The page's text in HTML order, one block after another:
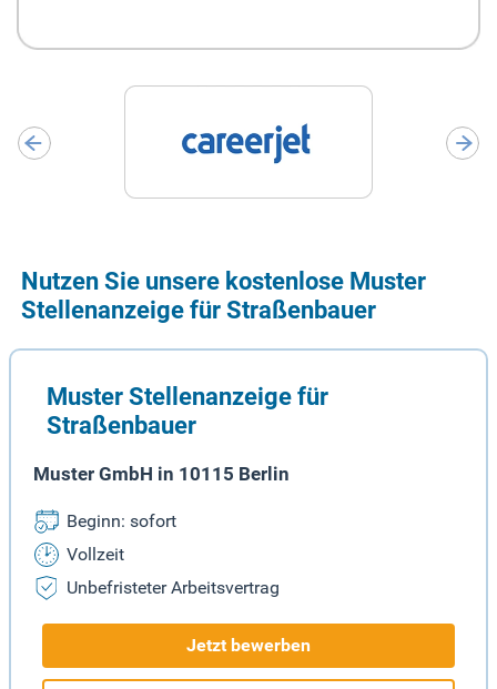
Nutzen Sie unsere kostenlose Muster
Stellenanzeige für Straßenbauer
Muster Stellenanzeige für
Straßenbauer
Muster GmbH in 10115 Berlin
Beginn: sofort
Vollzeit
Unbefristeter Arbeitsvertrag
Jetzt bewerben